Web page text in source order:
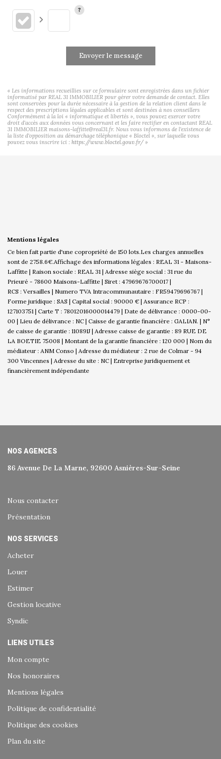
Envoyer le message
« Les informations recueillies sur ce formulaire sont enregistrées dans un fichier
informatisé par REAL 31 IMMOBILIER pour gérer votre demande de contact. Elles
sont conservées pour la durée nécessaire à la gestion de la relation client dans le
respect des prescriptions légales applicables et sont destinées à nos conseillers
Conformément à la loi « informatique et libertés », vous pouvez exercer votre
droit d'accès aux données vous concernant et les faire rectifier en contactant REAL
31 IMMOBILIER maisons-laffitte@real31.fr. Nous vous informons de l'existence de
la liste d'opposition au démarchage téléphonique « Bloctel », sur laquelle vous
pouvez vous inscrire ici : https://www.bloctel.gouv.fr/ »
Mentions légales
Ce bien fait partie d'une copropriété de 150 lots.Les charges annuelles
sont de 2758.6€.Affichage des informations légales : REAL 31 - Maisons-
Laffitte | Raison sociale : REAL 31 | Adresse siège social : 31 rue du
Prieuré - 78600 Maisons-Laffitte | Siret : 47969676700017 |
RCS : Versailles | Numero TVA Intracommunautaire : FR59479696767 |
Forme juridique : SAS | Capital social : 90000 € | Assurance RCP :
127103751 | Carte T : 78012016000014479 | Date de délivrance : 0000-00-
00 | Lieu de délivrance : NC | Caisse de garantie financière : GALIAN. | N°
de caisse de garantie : 110891J | Adresse caisse de garantie : 89 RUE DE
LA BOETIE 75008 | Montant de la garantie financière : 120 000 | Nom du
médiateur : ANM Conso | Adresse du médiateur : 2 rue de Colmar - 94
300 Vincennes | Adresse du site : NC | Entreprise juridiquement et
financièrement indépendante
NOS AGENCES
86 Avenue De La Marne, 92600 Asnières-Sur-Seine
Nous contacter
Présentation
NOS SERVICES
Acheter
Louer
Estimer
Gestion locative
Syndic
LIENS UTILES
Mon compte
Nos honoraires
Mentions légales
Politique de confidentialité
Politique des cookies
Plan du site